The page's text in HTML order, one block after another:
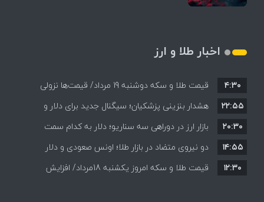
اخبار طلا و ارز
قیمت طلا و سکه دوشنبه 19 مرداد/ قیمت‌ها نزولی
۴:۳۰
هشدار بنزینی پزشکیان؛ سیگنال جدید برای دلار و
طلا؟
۲۲:۵۵
بازار ارز در دوراهی سه سناریو؛ دلار به کدام سمت
می‌رود؟
۲۰:۳۰
دو نیروی متضاد در بازار طلا؛ اونس صعودی و دلار
نزولی
۱۴:۵۵
قیمت طلا و سکه امروز یکشنبه 18مرداد/ افزایش
۱۲:۳۰